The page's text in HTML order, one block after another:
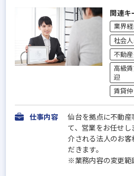
関連キ
業界
社会
不動
高級
迎
賃貸
仕事内容
仙台を拠点に不動
て、営業をお任せ
介される法人のお
だきます。
※業務内容の変更範